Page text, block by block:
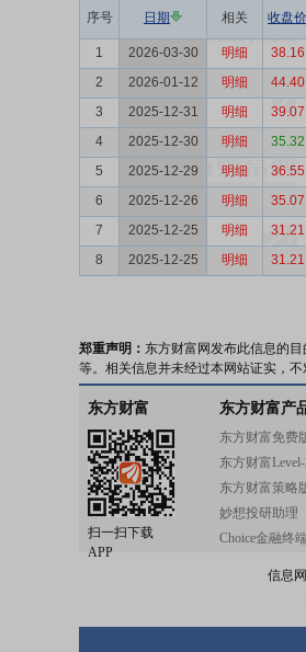
序号 日期 相关 收盘价
1 2026-03-30 明细 38.16
2
2026-01-12 明细 44.40
3
2025-12-31 明细 39.07
4
2025-12-30 明细 35.32
5
2025-12-29 明细 36.55
6
2025-12-26 明细 35.07
7
2025-12-25 明细 31.21
8
2025-12-25 明细 31.21
郑重声明： 东方财富网发布此信息的
等。相关信息并未经过本网站证实，